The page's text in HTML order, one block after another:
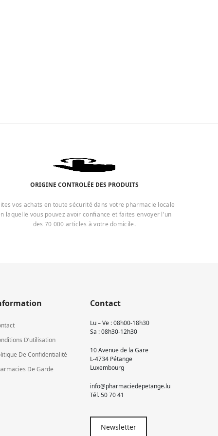
ORIGINE CONTROLÉE DES PRODUITS
vos achats en toute sécurité dans votre pharmacie locale
laquelle vous pouvez avoir confiance et faites envoyer l'un
des 70 000 articles à votre domicile.
D’utilisation
De Confidentialité
De Garde
Contact
Lu – Ve : 08h00-18h30
Sa : 08h30-12h30
10 Avenue de la Gare
L-4734 Pétange
Luxembourg
info@pharmaciedepetange.lu
Tél.50 70 41
Newsletter